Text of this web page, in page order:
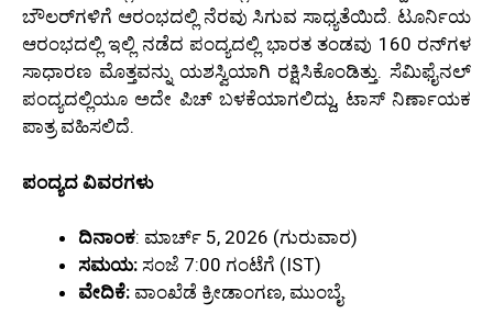
ಬೌಲರ್‌ಗಳಿಗೆ ಆರಂಭದಲ್ಲಿ ನೆರವು ಸಿಗುವ ಸಾಧ್ಯತೆಯಿದೆ. ಟೂರ್ನಿಯ
ಆರಂಭದಲ್ಲಿ ಇಲ್ಲಿ ನಡೆದ ಪಂದ್ಯದಲ್ಲಿ ಭಾರತ ತಂಡವು 160 ರನ್‌ಗಳ
ಸಾಧಾರಣ ಮೊತ್ತವನ್ನು ಯಶಸ್ವಿಯಾಗಿ ರಕ್ಷಿಸಿಕೊಂಡಿತ್ತು. ಸೆಮಿಫೈನಲ್
ಪಂದ್ಯದಲ್ಲಿಯೂ ಅದೇ ಪಿಚ್ ಬಳಕೆಯಾಗಲಿದ್ದು, ಟಾಸ್ ನಿರ್ಣಾಯಕ
ಪಾತ್ರ ವಹಿಸಲಿದೆ.
ಪಂದ್ಯದ ವಿವರಗಳು
ದಿನಾಂಕ: ಮಾರ್ಚ್ 5, 2026 (ಗುರುವಾರ)
ಸಮಯ: ಸಂಜೆ 7:00 ಗಂಟೆಗೆ (IST)
ವೇದಿಕೆ: ವಾಂಖೆಡೆ ಕ್ರೀಡಾಂಗಣ, ಮುಂಬೈ.